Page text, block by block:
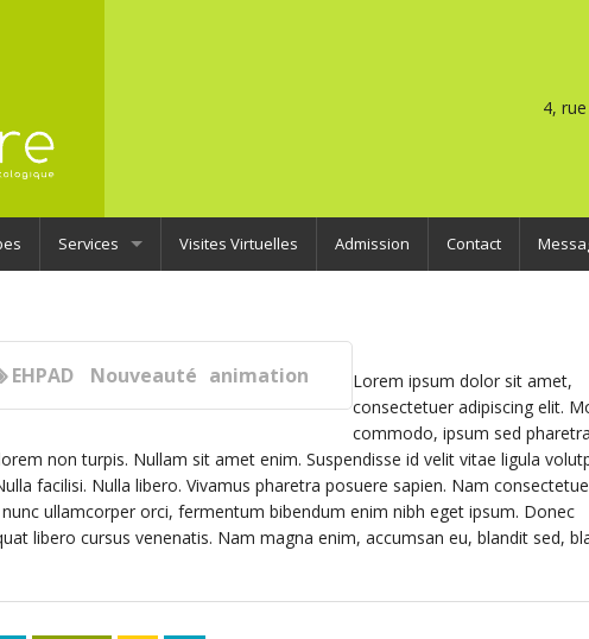
4,
Services
La fermette
Le colombier
La petite maison
L’accueil enchantant
L’aide aux aidants
Le SSIAD Soins infirmiers à domicile
60 places classiques
6 places d’urgence
Visites Virtuelles Admission Contact
animation
EHPAD Nouveauté
Lorem ipsum dolor sit amet,
consectetuer adipiscing elit.
commodo, ipsum sed pharetra
non turpis. Nullam sit amet enim. Suspendisse id velit vitae ligula
facilisi. Nulla libero. Vivamus pharetra posuere sapien. Nam
ullamcorper orci, fermentum bibendum enim nibh eget ipsum. Donec
libero cursus venenatis. Nam magna enim, accumsan eu, blandit sed,